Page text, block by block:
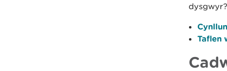
dysgwyr?
Taflen